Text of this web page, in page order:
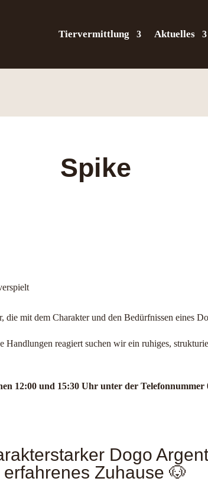
Tiervermittlung Aktuelles
Spike
die mit dem Charakter und den Bedürfnissen eines
Handlungen reagiert suchen wir ein ruhiges,
12:00 und 15:30 Uhr unter der Telefonnummer
Dogo
erfahrenes Zuhause 🐶